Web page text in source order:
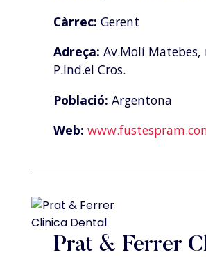
Càrrec: Gerent
Adreça: Av.Molí Matebes,
P.Ind.el Cros.
Població: Argentona
Web:
Prat & Ferrer